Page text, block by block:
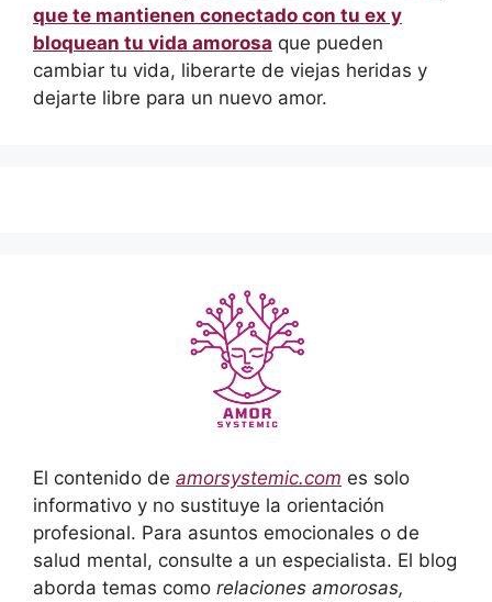
que te mantienen conectado con tu ex y
bloquean tu vida amorosa que pueden
cambiar tu vida, liberarte de viejas heridas y
dejarte libre para un nuevo amor.
El contenido de amorsystemic.com es solo
informativo y no sustituye la orientación
profesional. Para asuntos emocionales o de
salud mental, consulte a un especialista. El blog
aborda temas como relaciones amorosas,